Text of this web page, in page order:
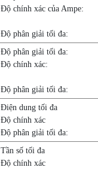
Độ chính xác của Ampe:
Độ phân giải tối đa:
Độ phân giải tối đa:
Độ chính xác:
Độ phân giải tối đa:
Điện dung tối đa
Độ chính xác
Độ phân giải tối đa:
Tần số tối đa
Độ chính xác